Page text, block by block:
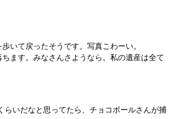
いて戻ったそうです。写真こわーい。
ます。みなさんさようなら。私の遺産は全て
いだなと思ってたら、チョコボールさんが捕